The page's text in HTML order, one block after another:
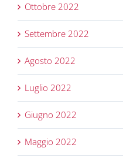
Ottobre 2022
Settembre 2022
Agosto 2022
Luglio 2022
Giugno 2022
Maggio 2022